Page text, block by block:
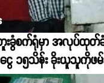
ခွံစက်ရုံမှာ အလုပ်ထုတ်ခံ
၁၅သိန်း ခိုးယူသူကိုဖမ်